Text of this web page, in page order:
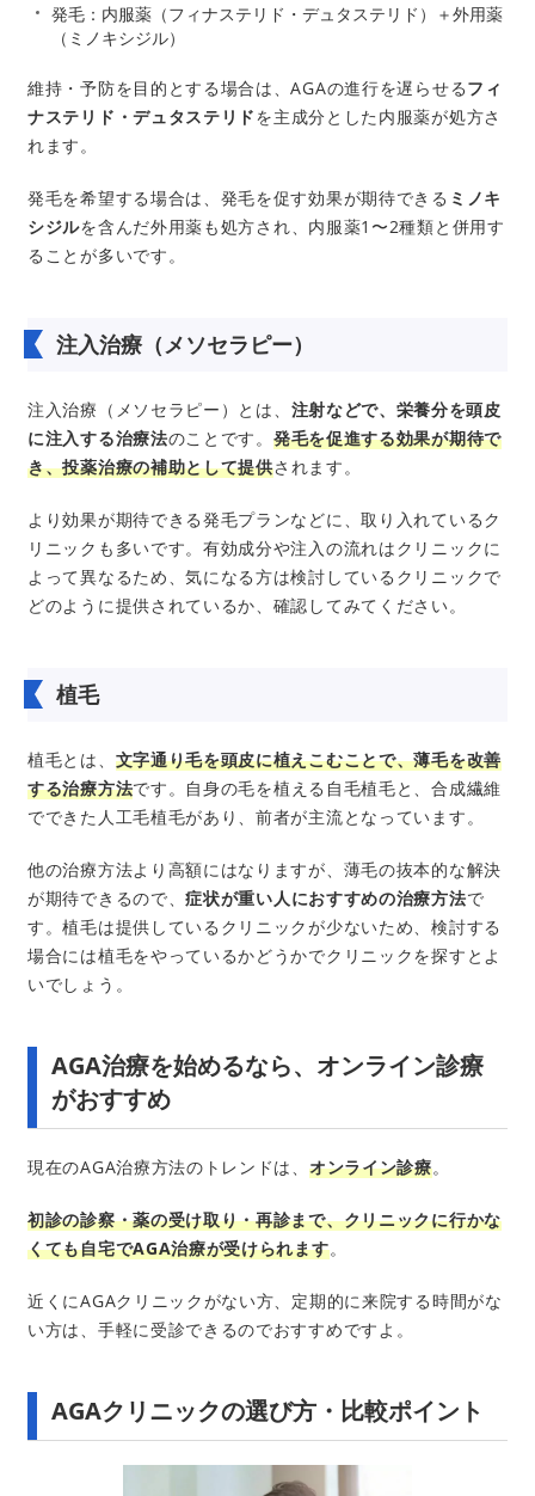
発毛：内服薬（フィナステリド・デュタステリド）＋外用薬
（ミノキシジル）
維持・予防を目的とする場合は、AGAの進行を遅らせるフィ
ナステリド・デュタステリドを主成分とした内服薬が処方さ
れます。
発毛を希望する場合は、発毛を促す効果が期待できる ミノキ
シジルを含んだ外用薬も処方され、内服薬1〜2種類と併用す
ることが多いです。
注入治療（メソセラピー）
注入治療（メソセラピー）とは、 注射などで、栄養分を頭皮
に注入する治療法のことです。 発毛を促進する効果が期待で
き、投薬治療の補助として提供されます。
より効果が期待できる発毛プランなどに、取り入れているク
リニックも多いです。有効成分や注入の流れはクリニックに
よって異なるため、気になる方は検討しているクリニックで
どのように提供されているか、確認してみてください。
植毛
植毛とは、 文字通り毛を頭皮に植えこむことで、薄毛を改善
する治療方法です。自身の毛を植える自毛植毛と、合成繊維
でできた人工毛植毛があり、前者が主流となっています。
他の治療方法より高額にはなりますが、薄毛の抜本的な解決
が期待できるので、症状が重い人におすすめの治療方法で
す。植毛は提供しているクリニックが少ないため、検討する
場合には植毛をやっているかどうかでクリニックを探すとよ
いでしょう。
AGA治療を始めるなら、オンライン診療
がおすすめ
現在のAGA治療方法のトレンドは、 オンライン診療。
初診の診察・薬の受け取り・再診まで、クリニックに行かな
くても自宅でAGA治療が受けられます。
近くにAGAクリニックがない方、定期的に来院する時間がな
い方は、手軽に受診できるのでおすすめですよ。
AGAクリニックの選び方・比較ポイント